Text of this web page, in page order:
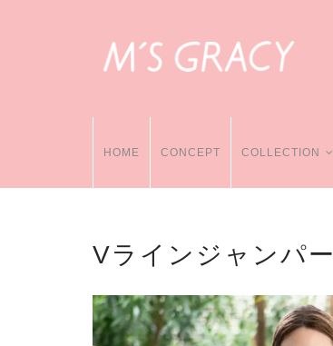
HOME CONCEPT COLLECTION
Vラインジャンパ